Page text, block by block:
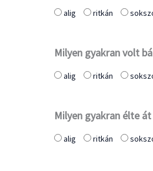
alig ritkán
Milyen gyakran volt
alig ritkán
Milyen gyakran élte
alig ritkán